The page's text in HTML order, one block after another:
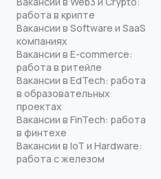
работа в крипте
Вакансии в Software и SaaS
компаниях
Вакансии в E-commerce:
работа в ритейле
Вакансии в EdTech: работа
в образовательных
проектах
Вакансии в FinTech: работа
в финтехе
Вакансии в IoT и Hardware:
работа с железом